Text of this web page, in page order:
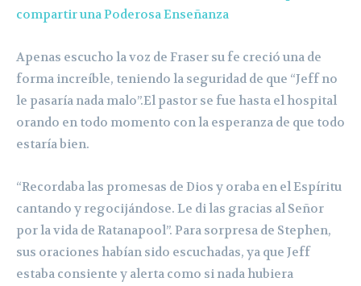
compartir una Poderosa Enseñanza
Apenas escucho la voz de Fraser su fe creció una de
forma increíble, teniendo la seguridad de que “Jeff no
le pasaría nada malo”.El pastor se fue hasta el hospital
orando en todo momento con la esperanza de que todo
estaría bien.
“Recordaba las promesas de Dios y oraba en el Espíritu
cantando y regocijándose. Le di las gracias al Señor
por la vida de Ratanapool”. Para sorpresa de Stephen,
sus oraciones habían sido escuchadas, ya que Jeff
estaba consiente y alerta como si nada hubiera